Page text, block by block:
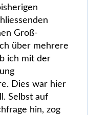
Groß-
über mehrere
ich mit der
Dies war hier
Selbst auf
hin, zog